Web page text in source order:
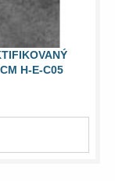
H-E-C05